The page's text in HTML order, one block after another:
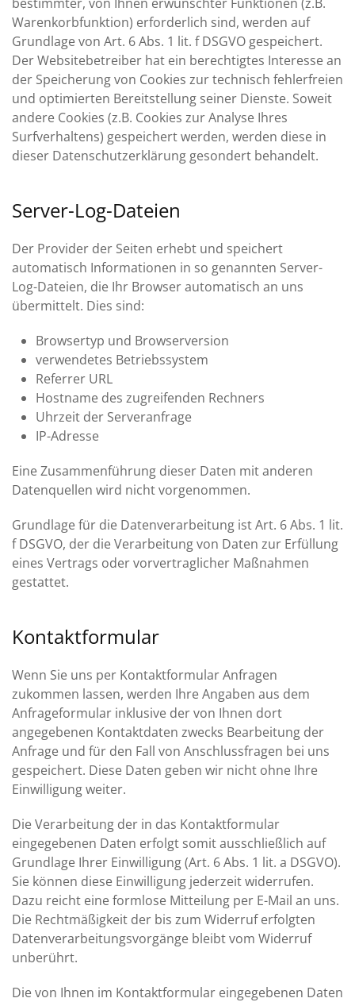
Warenkorbfunktion) erforderlich sind, werden auf
Grundlage von Art. 6 Abs. 1 lit. f DSGVO gespeichert.
Der Websitebetreiber hat ein berechtigtes Interesse an
der Speicherung von Cookies zur technisch fehlerfreien
und optimierten Bereitstellung seiner Dienste. Soweit
andere Cookies (z.B. Cookies zur Analyse Ihres
Surfverhaltens) gespeichert werden, werden diese in
dieser Datenschutzerklärung gesondert behandelt.
Server-Log-Dateien
Der Provider der Seiten erhebt und speichert
automatisch Informationen in so genannten Server-
Log-Dateien, die Ihr Browser automatisch an uns
übermittelt. Dies sind:
Browsertyp und Browserversion
verwendetes Betriebssystem
Referrer URL
Hostname des zugreifenden Rechners
Uhrzeit der Serveranfrage
IP-Adresse
Eine Zusammenführung dieser Daten mit anderen
Datenquellen wird nicht vorgenommen.
Grundlage für die Datenverarbeitung ist Art. 6 Abs. 1 lit.
f DSGVO, der die Verarbeitung von Daten zur Erfüllung
eines Vertrags oder vorvertraglicher Maßnahmen
gestattet.
Kontaktformular
Wenn Sie uns per Kontaktformular Anfragen
zukommen lassen, werden Ihre Angaben aus dem
Anfrageformular inklusive der von Ihnen dort
angegebenen Kontaktdaten zwecks Bearbeitung der
Anfrage und für den Fall von Anschlussfragen bei uns
gespeichert. Diese Daten geben wir nicht ohne Ihre
Einwilligung weiter.
Die Verarbeitung der in das Kontaktformular
eingegebenen Daten erfolgt somit ausschließlich auf
Grundlage Ihrer Einwilligung (Art. 6 Abs. 1 lit. a DSGVO).
Sie können diese Einwilligung jederzeit widerrufen.
Dazu reicht eine formlose Mitteilung per E-Mail an uns.
Die Rechtmäßigkeit der bis zum Widerruf erfolgten
Datenverarbeitungsvorgänge bleibt vom Widerruf
unberührt.
Die von Ihnen im Kontaktformular eingegebenen Daten